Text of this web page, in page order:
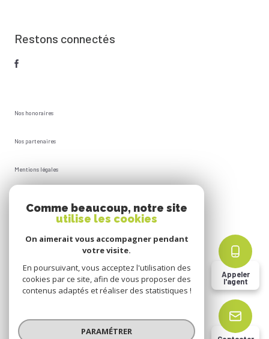
Appeler
l'agent
Restons connectés
Nos honoraires
Nos partenaires
Mentions légales
Cookies
© 2026 | Tous droits réservés
Comme beaucoup, notre site
utilise les cookies
On aimerait vous accompagner pendant
votre visite.
En poursuivant, vous acceptez l'utilisation des
cookies par ce site, afin de vous proposer des
contenus adaptés et réaliser des statistiques !
PARAMÉTRER